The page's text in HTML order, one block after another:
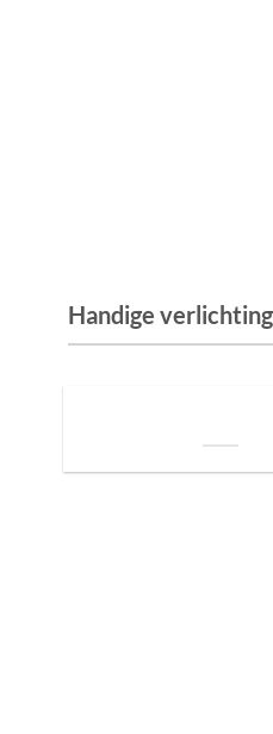
Handige